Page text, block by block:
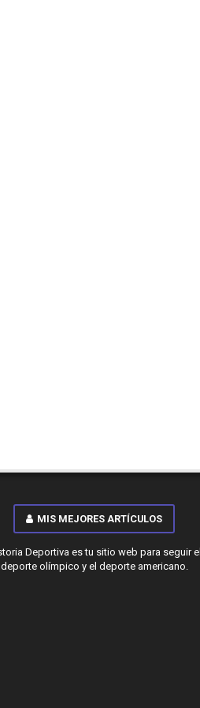
MIS MEJORES ARTÍCULOS
Deportiva es tu sitio web para seguir el
deporte olímpico y el deporte americano.